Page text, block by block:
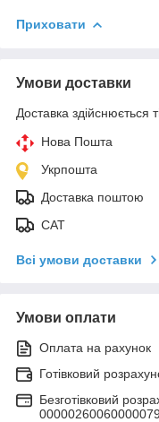
Приховати
Умови доставки
Доставка здійснюється
Нова Пошта
Укрпошта
Доставка поштою
САТ
Всі умови доставки
Умови оплати
Оплата на рахунок
Готівковий
Безготівковий